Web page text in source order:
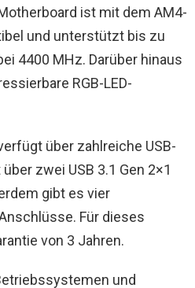
ist mit dem AM4-
und unterstützt bis zu
4400 MHz. Darüber hinaus
RGB-LED-
über zahlreiche USB-
zwei USB 3.1 Gen 2×1
gibt es vier
Für dieses
von 3 Jahren.
und